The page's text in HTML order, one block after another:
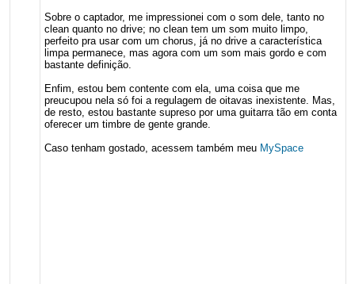
Sobre o captador, me impressionei com o som dele, tanto no
clean quanto no drive; no clean tem um som muito limpo,
perfeito pra usar com um chorus, já no drive a característica
limpa permanece, mas agora com um som mais gordo e com
bastante definição.
Enfim, estou bem contente com ela, uma coisa que me
preucupou nela só foi a regulagem de oitavas inexistente. Mas,
de resto, estou bastante supreso por uma guitarra tão em conta
oferecer um timbre de gente grande.
Caso tenham gostado, acessem também meu MySpace